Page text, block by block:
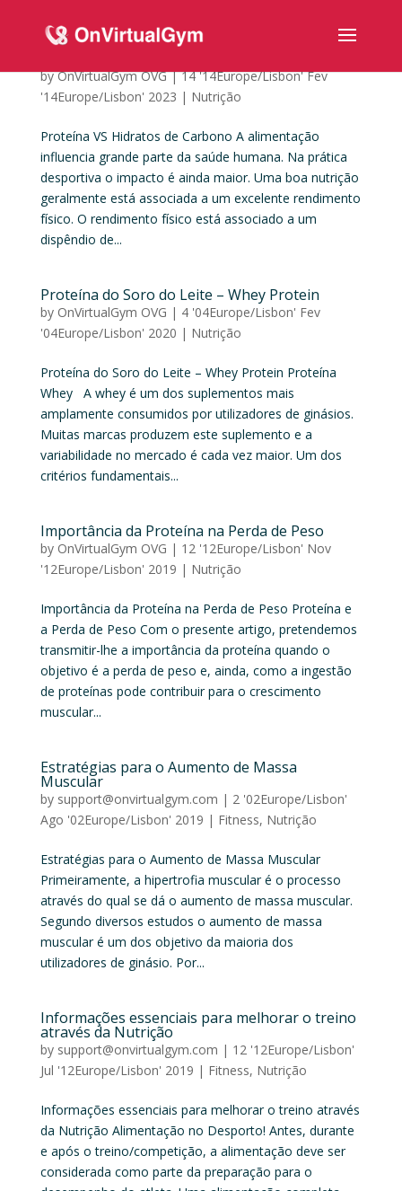
byOnVirtualGym OVG|14 '14Europe/Lisbon' Fev
'14Europe/Lisbon' 2023 | Nutrição
Proteína VS Hidratos de Carbono A alimentação
influencia grande parte da saúde humana. Na prática
desportiva o impacto é ainda maior. Uma boa nutrição
geralmente está associada a um excelente rendimento
físico. O rendimento físico está associado a um
dispêndio de...
Proteína do Soro do Leite – Whey Protein
by OnVirtualGym OVG | 4 '04Europe/Lisbon' Fev
'04Europe/Lisbon' 2020 | Nutrição
Proteína do Soro do Leite – Whey Protein Proteína
Whey A whey é um dos suplementos mais
amplamente consumidos por utilizadores de ginásios.
Muitas marcas produzem este suplemento e a
variabilidade no mercado é cada vez maior. Um dos
critérios fundamentais...
Importância da Proteína na Perda de Peso
by OnVirtualGym OVG | 12 '12Europe/Lisbon' Nov
'12Europe/Lisbon' 2019 | Nutrição
Importância da Proteína na Perda de Peso Proteína e
a Perda de Peso Com o presente artigo, pretendemos
transmitir-lhe a importância da proteína quando o
objetivo é a perda de peso e, ainda, como a ingestão
de proteínas pode contribuir para o crescimento
muscular...
Estratégias para o Aumento de Massa
Muscular
by support@onvirtualgym.com | 2 '02Europe/Lisbon'
Ago '02Europe/Lisbon' 2019 | Fitness, Nutrição
Estratégias para o Aumento de Massa Muscular
Primeiramente, a hipertrofia muscular é o processo
através do qual se dá o aumento de massa muscular.
Segundo diversos estudos o aumento de massa
muscular é um dos objetivo da maioria dos
utilizadores de ginásio. Por...
Informações essenciais para melhorar o treino
através da Nutrição
by support@onvirtualgym.com | 12 '12Europe/Lisbon'
Jul '12Europe/Lisbon' 2019 | Fitness, Nutrição
Informações essenciais para melhorar o treino através
da Nutrição Alimentação no Desporto! Antes, durante
e após o treino/competição, a alimentação deve ser
considerada como parte da preparação para o